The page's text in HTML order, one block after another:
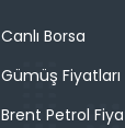
Canlı Borsa
Gümüş Fiyatları
Brent Petrol